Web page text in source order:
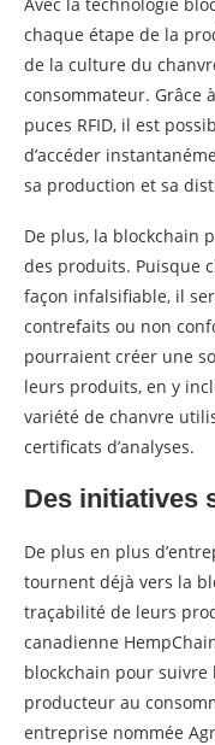
chaque étape de la
de la culture du
consommateur. Grâce
puces RFID, il est
d’accéder
sa production et sa
De plus, la blockchain
des produits. Puisque
façon infalsifiable, il
contrefaits ou non
pourraient créer une
leurs produits, en y
variété de chanvre
certificats d’analyses.
Des initiatives
De plus en plus
tournent déjà vers la
traçabilité de leurs
canadienne
blockchain pour
producteur au
entreprise nommée